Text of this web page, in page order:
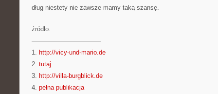
dług niestety nie zawsze mamy taką szansę.
źródło:
———————————
1. http://vicy-und-mario.de
2. tutaj
3. http://villa-burgblick.de
4. pełna publikacja